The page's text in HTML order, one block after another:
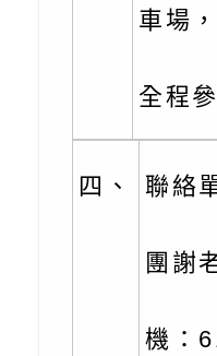
學諮
不只
門工作
育講
成長」
日舉
文化
檢送
材應
有關
「桃園
情緒
施計畫
有關國
「生
議題
檢送
託播影
有關
車場
全程
四、 聯絡
團謝
機：